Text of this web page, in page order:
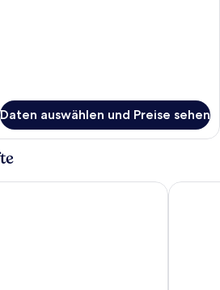
Daten auswählen und Preise sehen
XVI